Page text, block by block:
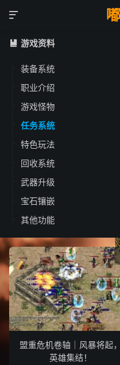

 游戏资料
装备系统
职业介绍
游戏怪物
任务系统
特色玩法
回收系统
武器升级
宝石镶嵌
其他功能
盟重危机卷轴｜风暴将起，
英雄集结！